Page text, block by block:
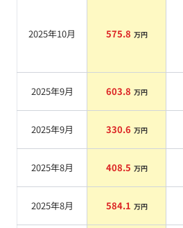
2025年10月 575.8 万円
2025年9月 603.8 万円
2025年9月 330.6 万円
2025年8月 408.5 万円
2025年8月 584.1 万円